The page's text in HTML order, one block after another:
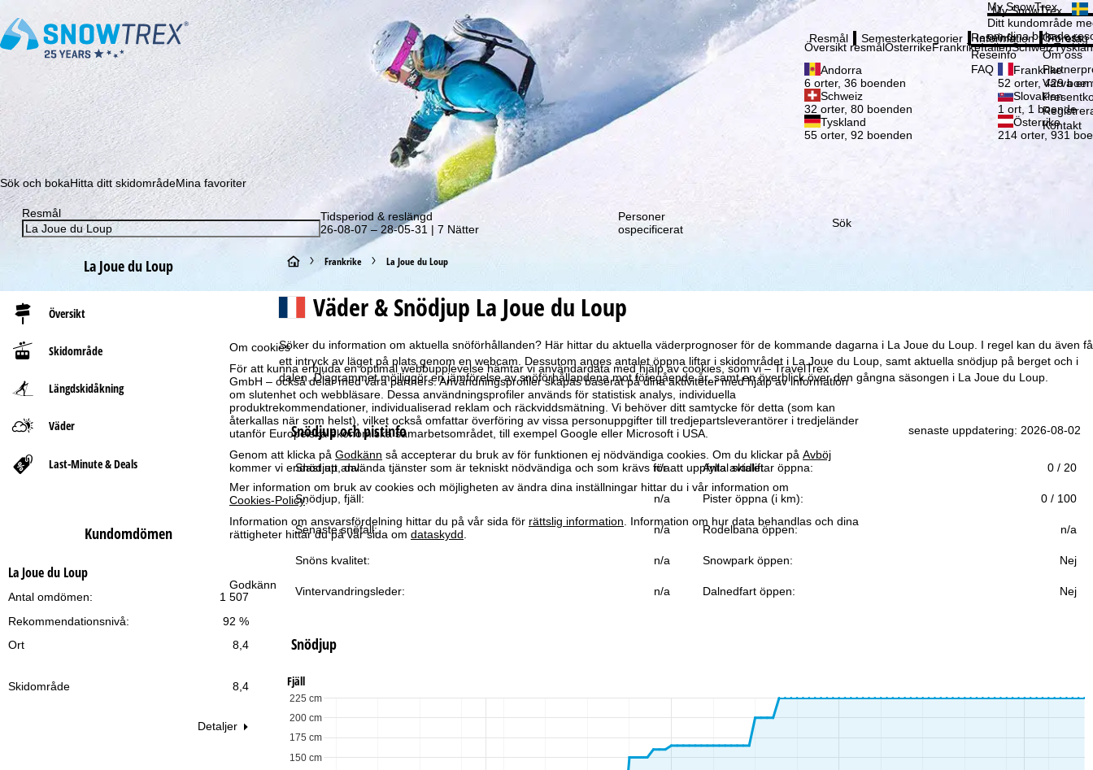
Om cookies
För att kunna erbjuda en optimal webbupplevelse hämtar vi användardata med hjälp av cookies, som vi – TravelTrex
GmbH – också delar med våra partners. Användningsprofiler skapas baserat på dina aktiviteter med hjälp av information
om slutenhet och webbläsare. Dessa användningsprofiler används för statistisk analys, individuella
produktrekommendationer, individualiserad reklam och räckviddsmätning. Vi behöver ditt samtycke för detta (som kan
återkallas när som helst), vilket också omfattar överföring av vissa personuppgifter till tredjepartsleverantörer i tredjeländer
utanför Europeiska ekonomiska samarbetsområdet, till exempel Google eller Microsoft i USA.
Genom att klicka på Godkänn så accepterar du bruk av för funktionen ej nödvändiga cookies. Om du klickar på Avböj
kommer vi endast att använda tjänster som är tekniskt nödvändiga och som krävs för att uppfylla avtalet.
Mer information om bruk av cookies och möjligheten av ändra dina inställningar hittar du i vår information om
Cookies-Policy.
Information om ansvarsfördelning hittar du på vår sida för rättslig information . Information om hur data behandlas och dina
rättigheter hittar du på vår sida om dataskydd
Godkänn
Prenumerera på vårt nyhetsbrev och missa aldrig ett erbjudande! Registrering
My SnowTrex
My SnowTrex
Ditt kundområde
om dina bokade
Resmål
Översikt resmålÖsterrikeFrankrikeItalienSchweiz
Andorra
6 orter, 36 boenden
Frankrike
52 orter, 429
Schweiz
32 orter, 80 boenden
Slovakien
1 ort, 1 boende
Tyskland
55 orter, 92 boenden
Österrike
214 orter, 931
Semesterkategorier Information
Reseinfo
Reseinfo
FAQ
Företag
Om oss
Om oss
Värva en
Kontakt
Sök och bokaHitta ditt skidområdeMina favoriter
Resmål
Tidsperiod & reslängd
26-08-07 – 28-05-31 | 7 Nätter
Personer
ospecificerat
Sök
La Joue du Loup
Översikt
Skidområde
Längdskidåkning
Väder
Last-Minute & Deals
Kundomdömen
La Joue du Loup
1 507
Antal omdömen:
92 %
Rekommendationsnivå:
Ort
8,4
Skidområde 8,4
Detaljer
S
t
r
t
s
i
d
a
Frankrike La Joue du Loup
Väder & Snödjup La Joue du Loup
Söker du information om aktuella snöförhållanden? Här hittar du aktuella väderprognoser för de kommande dagarna i La Joue du Loup. I regel kan du även få
ett intryck av läget på plats genom en webcam. Dessutom anges antalet öppna liftar i skidområdet i La Joue du Loup, samt aktuella snödjup på berget och i
dalen. Diagrammet möjliggör en jämförelse av snöförhållandena mot föregående år, samt en överblick över den gångna säsongen i La Joue du Loup.
Snödjup och pistinfo senaste uppdatering: 2026-08-02
Snödjup, dal: n/a Antal skidliftar öppna: 0 / 20
Snödjup, fjäll: n/a Pister öppna (i km): 0 / 100
Senaste snöfall: n/a Rodelbana öppen: n/a
Snöns kvalitet: n/a Snowpark öppen: Nej
Vintervandringsleder: n/a Dalnedfart öppen: Nej
Snödjup
Fjäll
150 cm
175 cm
200 cm
225 cm